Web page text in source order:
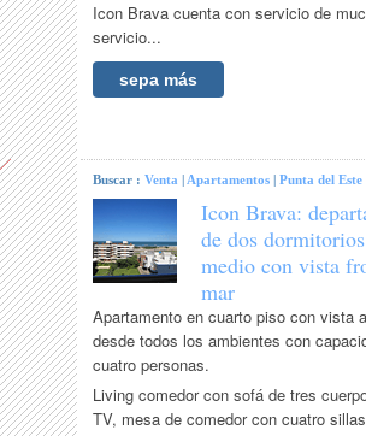
Icon Brava cuenta con servicio de
servicio...
sepa más
Buscar :Venta |Apartamentos |Punta del Este
Icon Brava:
de dos
medio con vista
mar
Apartamento en cuarto piso con vista
desde todos los ambientes con
cuatro personas.
Living comedor con sofá de tres
TV, mesa de comedor con cuatro